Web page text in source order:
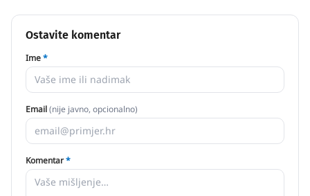
Ostavite komentar
Ime*
Email(nije javno, opcionalno)
Komentar*